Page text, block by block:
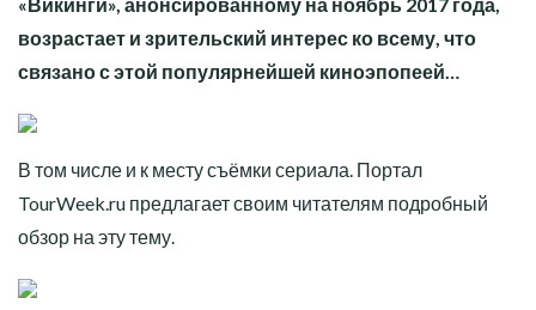
возрастает и зрительский интерес ко всему, что
связано с этой популярнейшей киноэпопеей…
В том числе и к месту съёмки сериала. Портал
TourWeek.ru предлагает своим читателям подробный
обзор на эту тему.